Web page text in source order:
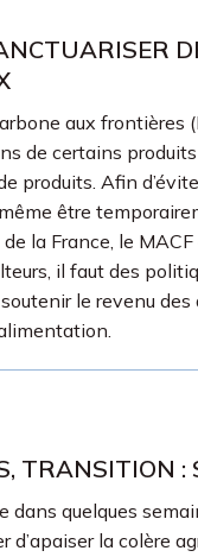
aux
de certains
produits. Afin
être
la France, le
il faut des
le revenu
TRANSITION
dans quelques
d’apaiser la colère